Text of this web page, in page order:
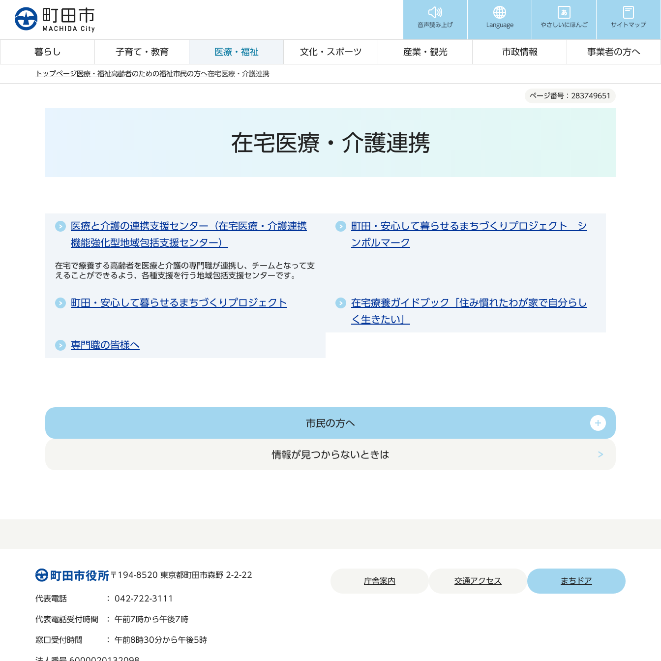
先
音声読み上げ Language やさしいにほんご サイトマップ
暮らし 子育て・教育 医療・福祉 文化・スポーツ 産業・観光 市政情報 事業者の方へ
トップページ 医療・福祉高齢者のための福祉市民の方へ在宅医療・介護連携
ページ番号：283749651
在宅医療・介護連携
医療と介護の連携支援センター（在宅医療・介護連携
機能強化型地域包括支援センター）
在宅で療養する高齢者を医療と介護の専門職が連携し、チームとなって支
えることができるよう、各種支援を行う地域包括支援センターです。
町田・安心して暮らせるまちづくりプロジェクト シ
ンボルマーク
町田・安心して暮らせるまちづくりプロジェクト
在宅療養ガイドブック「住み慣れたわが家で自分らし
く生きたい」
専門職の皆様へ
市民の方へ
情報が見つからないときは
〒194-8520 東京都町田市森野 2-2-22
代表電話 ： 042-722-3111
代表電話受付時間 ： 午前7時から午後7時
窓口受付時間 ： 午前8時30分から午後5時
庁舎案内 交通アクセス まちドア